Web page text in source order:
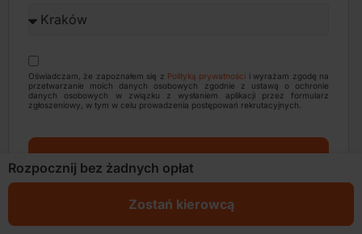
Oświadczam, że zapoznałem się z Polityką prywatności i wyrażam zgodę na
przetwarzanie moich danych osobowych zgodnie z ustawą o ochronie
danych osobowych w związku z wysłaniem aplikacji przez formularz
zgłoszeniowy, w tym w celu prowadzenia postępowań rekrutacyjnych.
Aplikuję i ruszam
Zostań kierowcą Uber, Bolt lub FreeNow i zacznij
Rozpocznij bez żadnych opłat
Zostań kierowcą